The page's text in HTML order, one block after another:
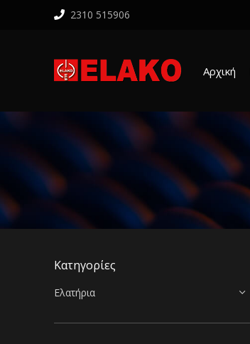
2310 515906
Αρχική
Κατηγορίες
Ελατήρια